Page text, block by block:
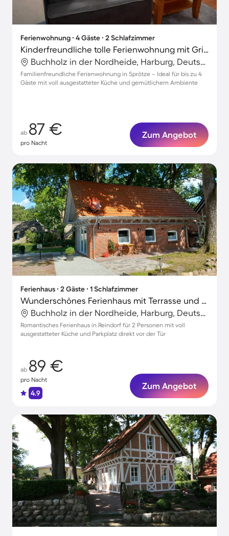
Ferienwohnung ∙ 4 Gäste ∙ 2 Schlafzimmer
Kinderfreundliche tolle Ferienwohnung mit Grill und Terrasse
Buchholz in der Nordheide, Harburg, Deutschland
Familienfreundliche Ferienwohnung in Sprötze – Ideal für bis zu 4
Gäste mit voll ausgestatteter Küche und gemütlichem Ambiente
ab 87 €
pro Nacht
Zum Angebot
Ferienhaus ∙ 2 Gäste ∙ 1 Schlafzimmer
Wunderschönes Ferienhaus mit Terrasse und Grill
Buchholz in der Nordheide, Harburg, Deutschland
Romantisches Ferienhaus in Reindorf für 2 Personen mit voll
ausgestatteter Küche und Parkplatz direkt vor der Tür
ab 89 €
pro Nacht
4.9
Zum Angebot